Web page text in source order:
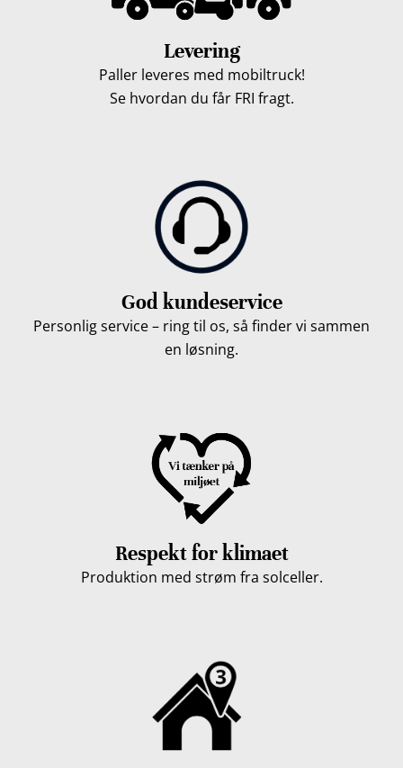
Levering
Paller leveres med mobiltruck!
Se hvordan du får FRI fragt.
God kundeservice
Personlig service – ring til os, så finder vi sammen
en løsning.
Respekt for klimaet
Produktion med strøm fra solceller.